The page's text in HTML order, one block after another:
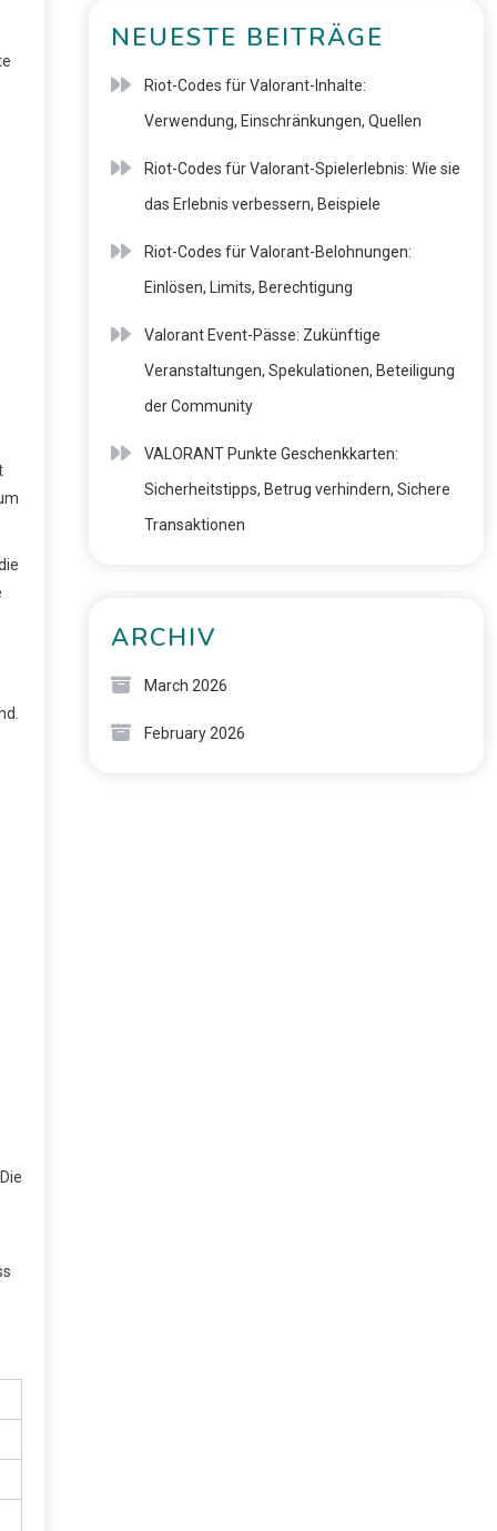
NEUESTE BEITRÄGE
Riot-Codes für Valorant-Inhalte:
Verwendung, Einschränkungen, Quellen
Riot-Codes für Valorant-Spielerlebnis: Wie sie
das Erlebnis verbessern, Beispiele
Riot-Codes für Valorant-Belohnungen:
Einlösen, Limits, Berechtigung
Valorant Event-Pässe: Zukünftige
Veranstaltungen, Spekulationen, Beteiligung
der Community
VALORANT Punkte Geschenkkarten:
Sicherheitstipps, Betrug verhindern, Sichere
Transaktionen
ARCHIV
March 2026
February 2026